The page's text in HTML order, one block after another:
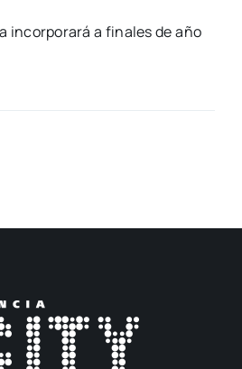
incor­po­ra­rá a fina­les de año